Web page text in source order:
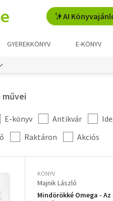
AI
GYEREKKÖNYV E-KÖNYV
művei
E-könyv Antikvár
Raktáron Akciós
KÖNYV
Majnik László
Mindörökké Omega -